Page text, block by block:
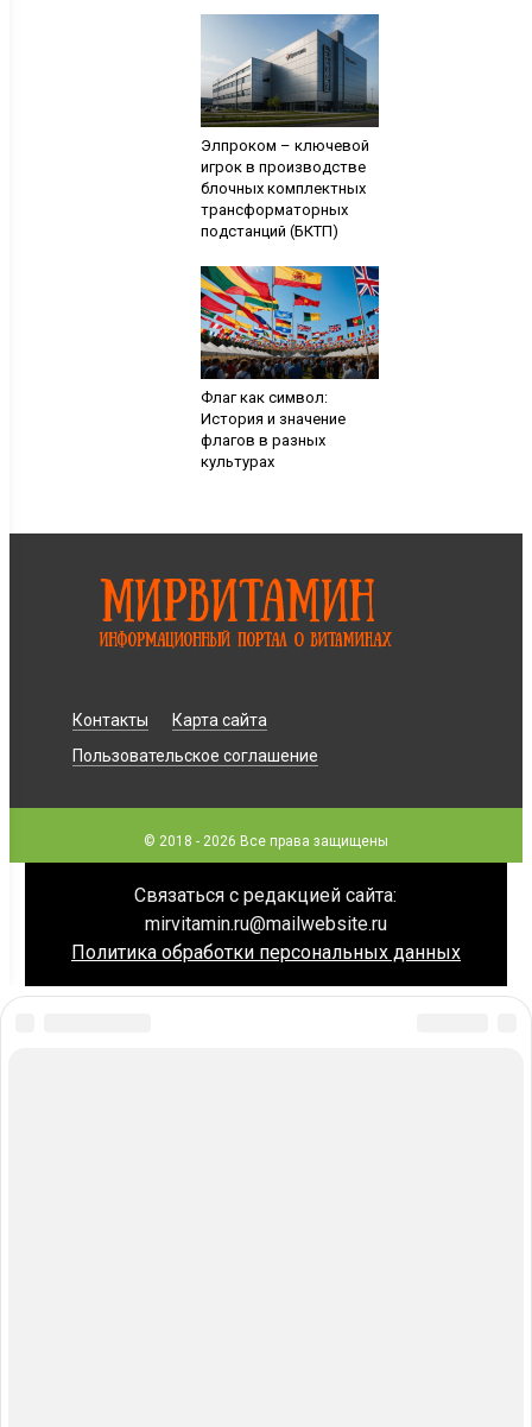
Элпроком – ключевой
игрок в производстве
блочных комплектных
трансформаторных
подстанций (БКТП)
Флаг как символ:
История и значение
флагов в разных
культурах
Контакты
Карта сайта
Пользовательское соглашение
© 2018 - 2026 Все права защищены
Связаться с редакцией сайта:
mirvitamin.ru@mailwebsite.ru
Политика обработки персональных данных